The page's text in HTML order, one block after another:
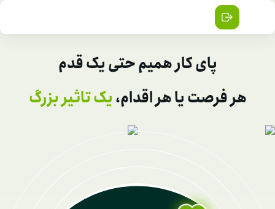
پای کار همیم حتی یک قدم
هر فرصت یا هر اقدام،یک تاثیر بزرگ